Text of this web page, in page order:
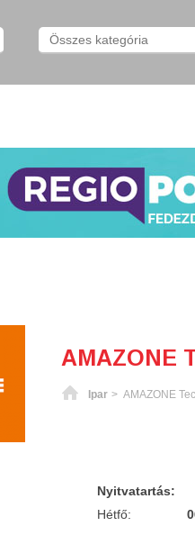
AMAZONE
Főoldal
Ipar > AMAZONE
Nyitvatartás:
Hétfő: